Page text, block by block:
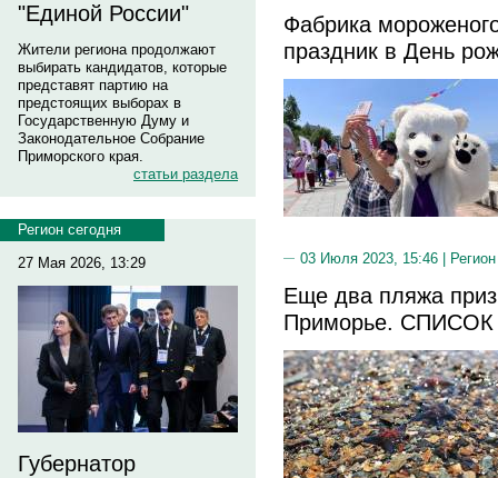
"Единой России"
Жители региона продолжают
выбирать кандидатов, которые
представят партию на
предстоящих выборах в
Государственную Думу и
Законодательное Собрание
Приморского края.
статьи раздела
Регион сегодня
27 Мая 2026, 13:29
Губернатор
Фабрика
праздник в День
03 Июля 2023, 15:46 |
Еще два пляжа
Приморье. СПИСОК